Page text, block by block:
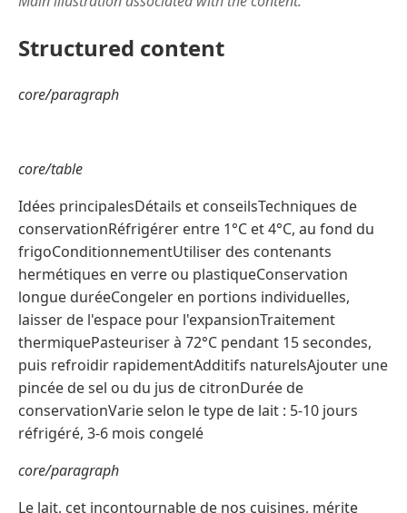
Structured content
core/paragraph
core/table
Idées principalesDétails et conseilsTechniques de
conservationRéfrigérer entre 1°C et 4°C, au fond du
frigoConditionnementUtiliser des contenants
hermétiques en verre ou plastiqueConservation
longue duréeCongeler en portions individuelles,
laisser de l'espace pour l'expansionTraitement
thermiquePasteuriser à 72°C pendant 15 secondes,
puis refroidir rapidementAdditifs naturelsAjouter une
pincée de sel ou du jus de citronDurée de
conservationVarie selon le type de lait : 5-10 jours
réfrigéré, 3-6 mois congelé
core/paragraph
Le lait, cet incontournable de nos cuisines, mérite